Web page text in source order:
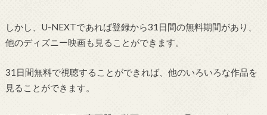
しかし、U-NEXTであれば登録から31日間の無料期間があり、
他のディズニー映画も見ることができます。
31日間無料で視聴することができれば、他のいろいろな作品を
見ることができます。